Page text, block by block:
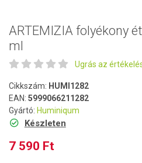
ARTEMIZIA folyékony
ml
Ugrás az
Cikkszám: HUMI1282
EAN: 5999066211282
Gyártó: Huminiqum
Készleten
7 590 Ft